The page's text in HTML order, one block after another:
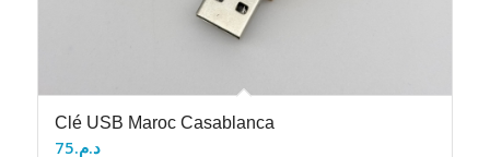
Clé USB Maroc Casablanca
د.م.75